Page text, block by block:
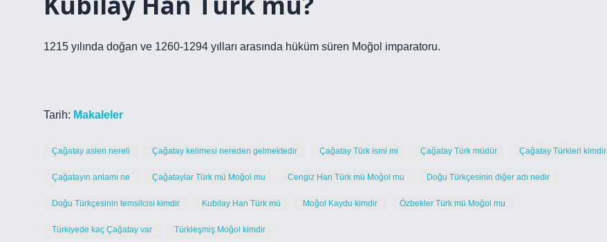
1215 yılında doğan ve 1260-1294 yılları arasında hüküm süren Moğol imparatoru.
Tarih: Makaleler
Çağatay aslen nereli Çağatay kelimesi nereden gelmektedir Çağatay Türk ismi mi Çağatay Türk müdür Çağatay Türkleri kimdir
Çağatayın anlamı ne Çağataylar Türk mü Moğol mu Cengiz Han Türk mü Moğol mu Doğu Türkçesinin diğer adı nedir
Doğu Türkçesinin temsilcisi kimdir Kubilay Han Türk mü Moğol Kaydu kimdir Özbekler Türk mü Moğol mu
Türkiyede kaç Çağatay var Türkleşmiş Moğol kimdir